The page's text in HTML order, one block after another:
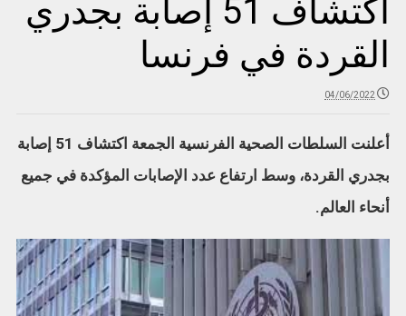
اكتشاف 51 إصابة بجدري
القردة في فرنسا
04/06/2022
أعلنت السلطات الصحية الفرنسية الجمعة اكتشاف 51 إصابة
بجدري القردة، وسط ارتفاع عدد الإصابات المؤكدة في جميع
أنحاء العالم.